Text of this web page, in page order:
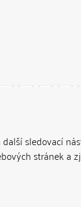
sledovací
stránek a